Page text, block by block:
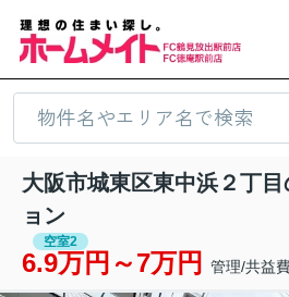
大阪市城東区東中浜２丁
ョン
空室2
6.9万円～7万円 管理/共益